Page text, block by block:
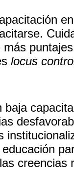
locus
baja
creencias